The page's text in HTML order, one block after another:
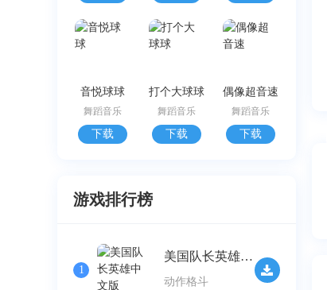
音悦球球
舞蹈音乐
下载
打个大球球
舞蹈音乐
下载
偶像超音速
舞蹈音乐
下载
游戏排行榜
1
美国队长英雄中文版
动作格斗